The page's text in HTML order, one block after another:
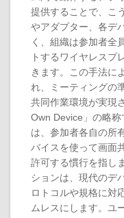
提供することで、こ
やアダプター、各デ
く、組織は参加者全
トするワイヤレスプ
きます。この手法に
れ、ミーティングの
共同作業環境が実現
Own Device」の略
は、参加者各自の所
バイスを使って画面
許可する慣行を指し
ションは、現代のデ
ロトコルや規格に対
ムレスにします。ユ